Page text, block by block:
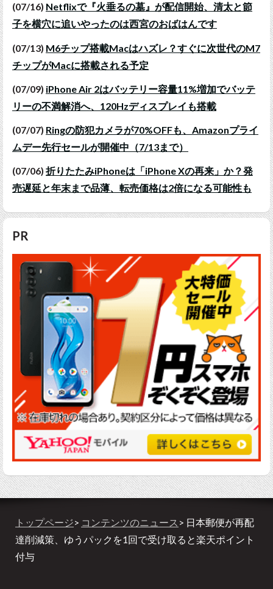
(07/16) Netflixで『火垂るの墓』が配信開始、清太と節
子を横穴に追いやったのは西宮のおばはんです
(07/13) M6チップ搭載Macはハズレ？すぐに次世代のM7
チップがMacに搭載される予定
(07/09) iPhone Air 2はバッテリー容量11%増加でバッテ
リーの不満解消へ、120Hzディスプレイも搭載
(07/07) Ringの防犯カメラが70%OFFも、Amazonプライ
ムデー先行セールが開催中（7/13まで）
(07/06) 折りたたみiPhoneは「iPhone Xの再来」か？発
売遅延と年末まで品薄、転売価格は2倍になる可能性も
PR
トップページ> コンテンツのニュース > 日本郵便が再配
達削減策、ゆうパックを1回で受け取ると楽天ポイント
付与